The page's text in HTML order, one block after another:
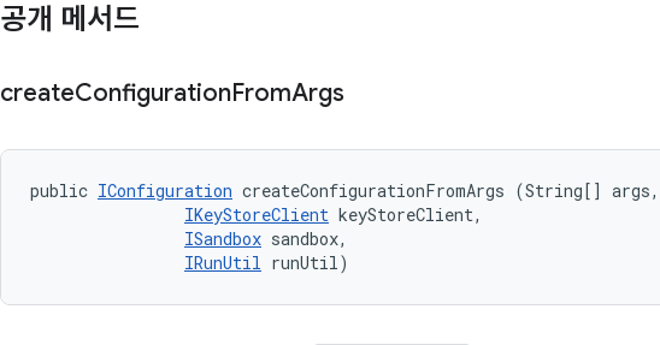
공개 메서드
createConfigurationFromArgs
public IConfiguration createConfigurationFromArgs (String[] args,
IKeyStoreClient keyStoreClient,
ISandbox sandbox,
IRunUtil runUtil)